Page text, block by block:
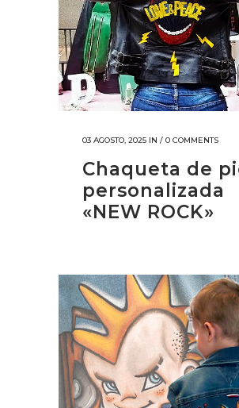
03 AGOSTO, 2025 IN / 0 COMMENTS
Chaqueta de
personalizada
«NEW ROCK»